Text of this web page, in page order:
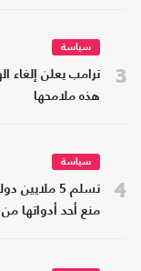
3
سياسة
ترامب يعلن إلغاء
هذه ملامحها
4
سياسة
تسلم 5
منع أحد أدواتها